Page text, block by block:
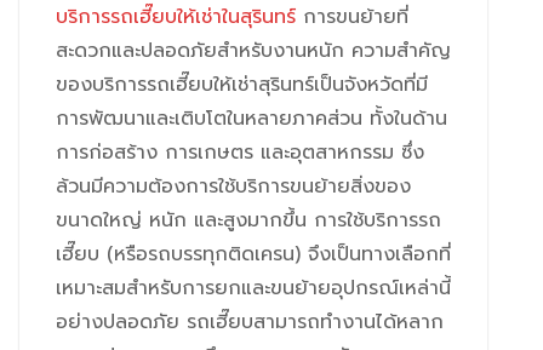
บริการรถเฮี๊ยบให้เช่าในสุรินทร์ การขนย้ายที่
สะดวกและปลอดภัยสำหรับงานหนัก ความสำคัญ
ของบริการรถเฮี๊ยบให้เช่าสุรินทร์เป็นจังหวัดที่มี
การพัฒนาและเติบโตในหลายภาคส่วน ทั้งในด้าน
การก่อสร้าง การเกษตร และอุตสาหกรรม ซึ่ง
ล้วนมีความต้องการใช้บริการขนย้ายสิ่งของ
ขนาดใหญ่ หนัก และสูงมากขึ้น การใช้บริการรถ
เฮี๊ยบ (หรือรถบรรทุกติดเครน) จึงเป็นทางเลือกที่
เหมาะสมสำหรับการยกและขนย้ายอุปกรณ์เหล่านี้
อย่างปลอดภัย รถเฮี๊ยบสามารถทำงานได้หลาก